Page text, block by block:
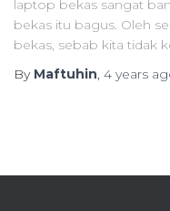
laptop bekas sangat
bekas itu bagus. Oleh
bekas, sebab kita tidak
By Maftuhin, 4 years